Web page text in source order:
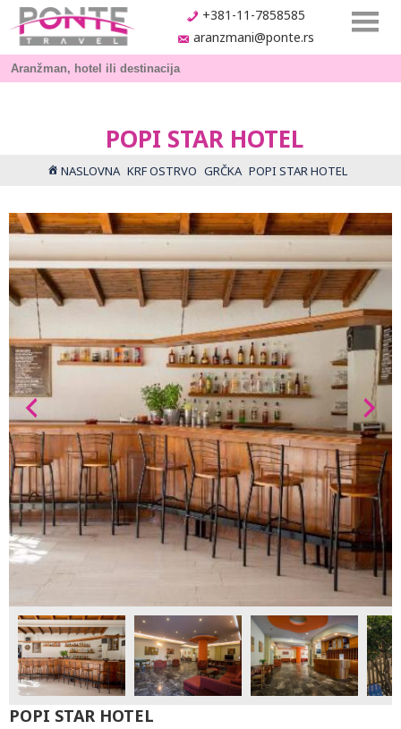
+381-11-7858585
aranzmani@ponte.rs
POPI STAR HOTEL
NASLOVNA KRF OSTRVO GRČKA POPI STAR HOTEL
POPI STAR HOTEL